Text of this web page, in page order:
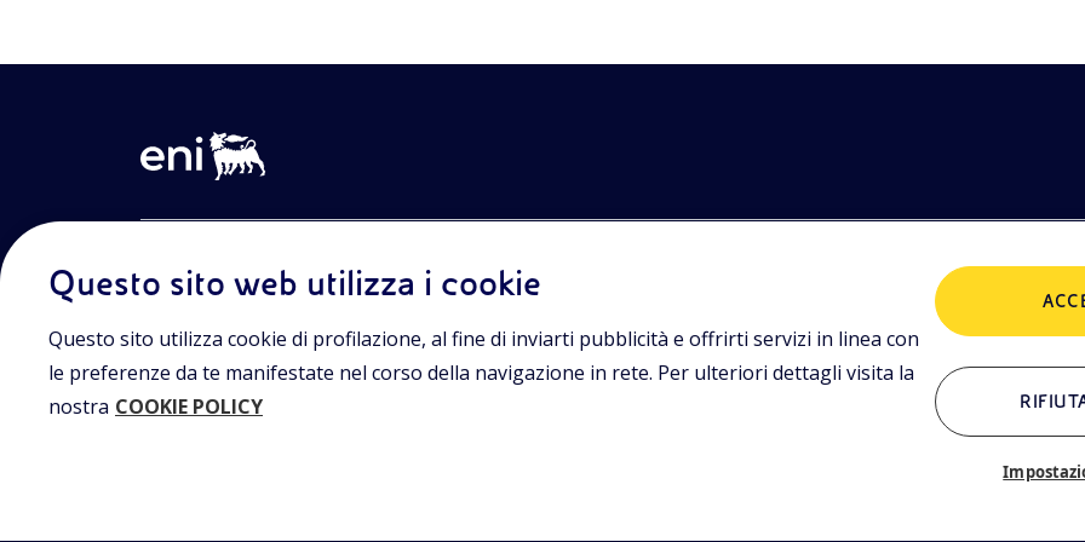
Entra nel mondo Eniscuola.Scopri gli strumenti e le metodologie
innovative per la didattica e naviga tra contenuti multimediali,
Eniscuola è una iniziativa di Eni.
Termini e condizioni
Questo sito web utilizza i cookie
Questo sito utilizza cookie di profilazione, al fine di inviarti pubblicità e offrirti servizi in linea con
le preferenze da te manifestate nel corso della navigazione in rete. Per ulteriori dettagli visita la
nostra COOKIE POLICY